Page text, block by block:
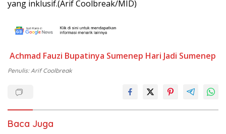
yang inklusif.(Arif Coolbreak/MID)
Achmad Fauzi Bupatinya Sumenep Hari Jadi Sumenep
Penulis: Arif Coolbreak
Baca Juga